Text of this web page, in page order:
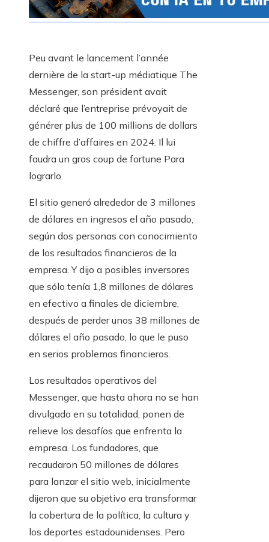
Peu avant le lancement l’année
dernière de la start-up médiatique The
Messenger, son président avait
déclaré que l’entreprise prévoyait de
générer plus de 100 millions de dollars
de chiffre d’affaires en 2024. Il lui
faudra un gros coup de fortune Para
lograrlo.
El sitio generó alrededor de 3 millones
de dólares en ingresos el año pasado,
según dos personas con conocimiento
de los resultados financieros de la
empresa. Y dijo a posibles inversores
que sólo tenía 1,8 millones de dólares
en efectivo a finales de diciembre,
después de perder unos 38 millones de
dólares el año pasado, lo que le puso
en serios problemas financieros.
Los resultados operativos del
Messenger, que hasta ahora no se han
divulgado en su totalidad, ponen de
relieve los desafíos que enfrenta la
empresa. Los fundadores, que
recaudaron 50 millones de dólares
para lanzar el sitio web, inicialmente
dijeron que su objetivo era transformar
la cobertura de la política, la cultura y
los deportes estadounidenses. Pero